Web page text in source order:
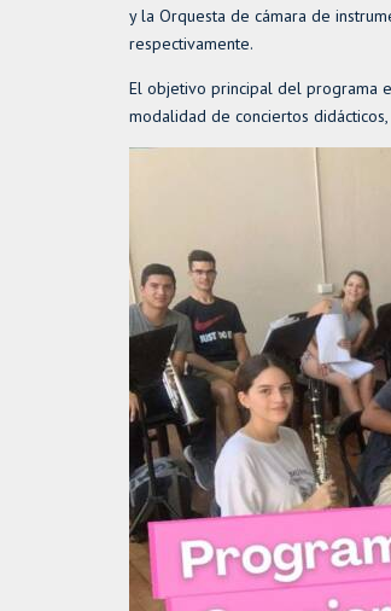
y la Orquesta de cámara de
respectivamente.
El objetivo principal del programa
modalidad de conciertos